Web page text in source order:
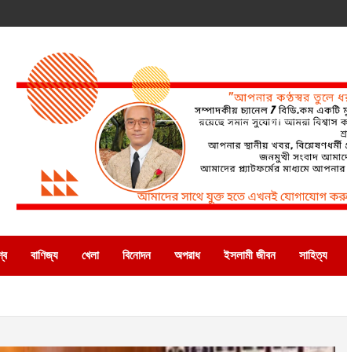
বাণিজ্য খেলা বিনোদন অপরাধ ইসলামী জীবন সাহিত্য